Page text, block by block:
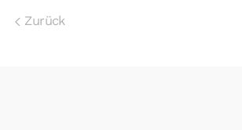
Zurück